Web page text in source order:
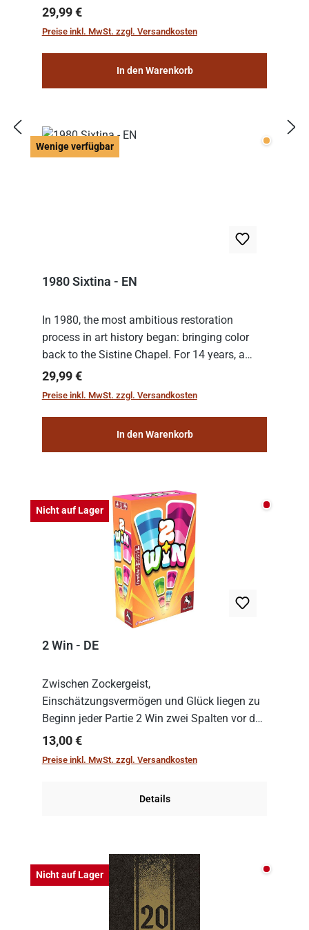
Regulärer Preis:
29,99 €
Preise inkl. MwSt. zzgl. Versandkosten
In den Warenkorb
Wenige verfügbar Wenige
1980 Sixtina - EN
In 1980, the most ambitious restoration
process in art history began: bringing color
back to the Sistine Chapel. For 14 years, a
team of experts from the Vatican undertook
the meticulous job of cleaning and
Regulärer Preis:
29,99 €
Preise inkl. MwSt. zzgl. Versandkosten
In den Warenkorb
Nicht auf Lager Nicht
2 Win - DE
Zwischen Zockergeist,
Einschätzungsvermögen und Glück liegen zu
Beginn jeder Partie 2 Win zwei Spalten vor den
Spielenden aus, die es in die Höhe zu treiben
gilt. Doch das geht natürlich nur, solange man
Regulärer Preis:
13,00 €
Preise inkl. MwSt. zzgl. Versandkosten
Details
Nicht auf Lager Nicht